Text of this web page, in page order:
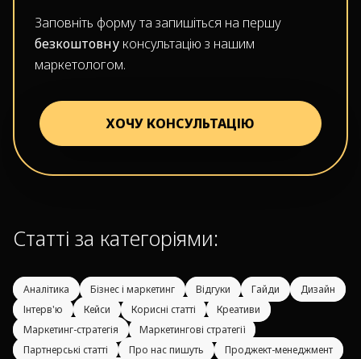
Заповніть форму та запишіться на першу
безкоштовну консультацію з нашим
маркетологом.
ХОЧУ КОНСУЛЬТАЦІЮ
Статті за категоріями:
Аналітика Бізнес і маркетинг Відгуки Гайди
Дизайн
Інтерв'ю
Кейси Корисні статті
Креативи
Маркетинг-стратегія
Маркетингові стратегії
Партнерські статті
Про нас пишуть Проджект-менеджмент